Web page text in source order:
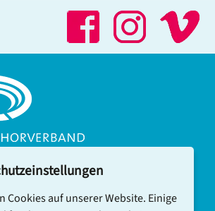
Cookies auf unserer Website. Einige